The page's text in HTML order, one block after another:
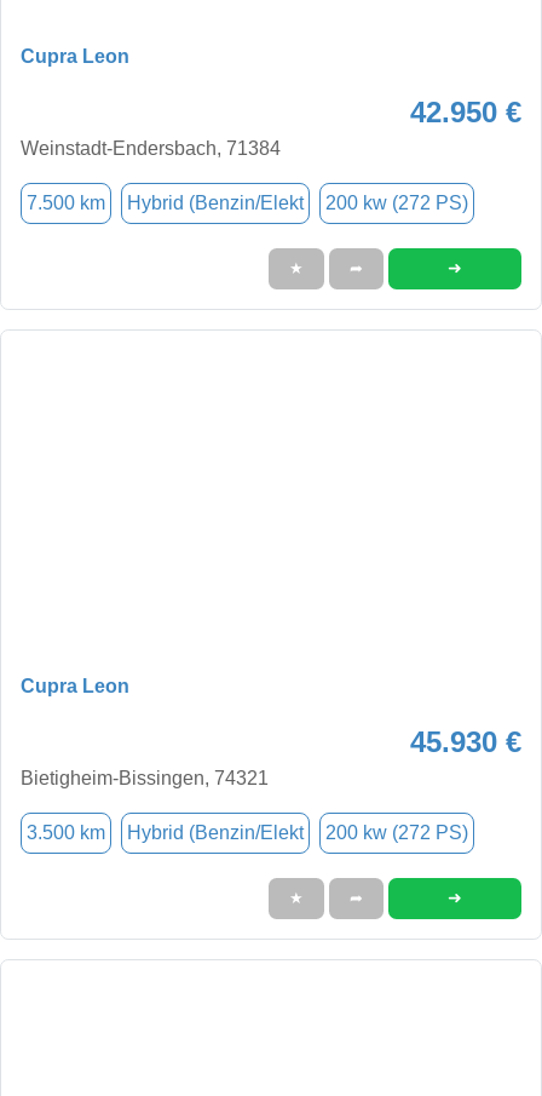
Cupra Leon
42.950 €
Weinstadt-Endersbach, 71384
7.500 km Hybrid (Benzin/Elekt 200 kw (272 PS)
★ ➦ ➜
Cupra Leon
45.930 €
Bietigheim-Bissingen, 74321
3.500 km Hybrid (Benzin/Elekt 200 kw (272 PS)
★ ➦ ➜